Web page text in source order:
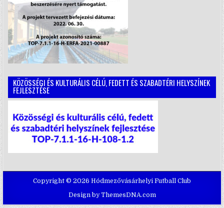
KÖZÖSSÉGI ÉS KULTURÁLIS CÉLÚ, FEDETT ÉS SZABADTÉRI HELYSZÍNEK
FEJLESZTÉSE
Copyright © 2026 Hódmezővásárhelyi Futball Club
Design by ThemesDNA.com